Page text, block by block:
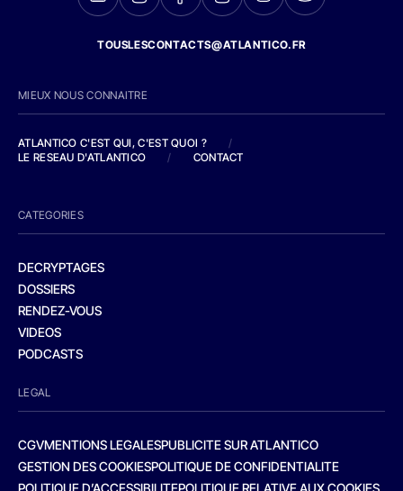
TOUSLESCONTACTS@ATLANTICO.FR
MIEUX NOUS CONNAITRE
ATLANTICO C'EST QUI, C'EST QUOI ?
/
LE RESEAU D'ATLANTICO
/ CONTACT
CATEGORIES
DECRYPTAGES
DOSSIERS
RENDEZ-VOUS
VIDEOS
PODCASTS
LEGAL
CGVMENTIONS LEGALESPUBLICITE SUR ATLANTICO
GESTION DES COOKIESPOLITIQUE DE CONFIDENTIALITE
POLITIQUE D’ACCESSIBILITEPOLITIQUE RELATIVE AUX COOKIES